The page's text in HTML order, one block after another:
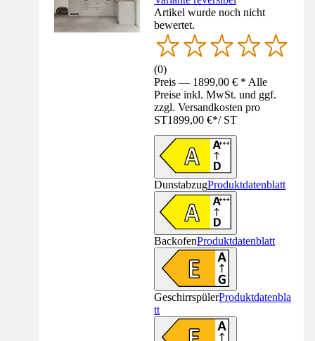
Artikel wurde noch nicht
bewertet.
(0)
Preis — 1899,00 € * Alle
Preise inkl. MwSt. und ggf.
zzgl. Versandkosten pro
ST1899,00 €*/ ST
DunstabzugProduktdatenblatt
BackofenProduktdatenblatt
GeschirrspülerProduktdatenbla
tt